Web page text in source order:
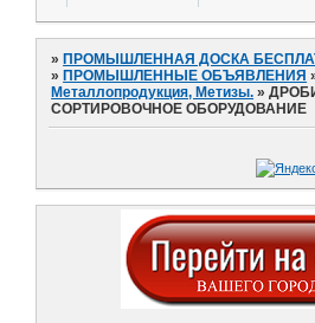
»ПРОМЫШЛЕННАЯ ДОСКА
»ПРОМЫШЛЕННЫЕ ОБЪЯВЛЕНИЯ
Металлопродукция, Метизы. »
СОРТИРОВОЧНОЕ ОБОРУДОВАНИЕ